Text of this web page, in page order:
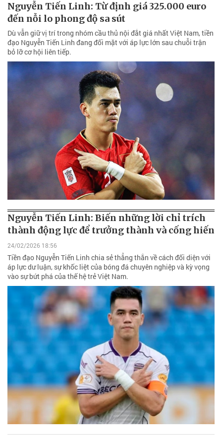
Nguyễn Tiến Linh: Từ định giá 325.000 euro
đến nỗi lo phong độ sa sút
Dù vẫn giữ vị trí trong nhóm cầu thủ nội đắt giá nhất Việt Nam, tiền
đạo Nguyễn Tiến Linh đang đối mặt với áp lực lớn sau chuỗi trận
bỏ lỡ cơ hội liên tiếp.
Nguyễn Tiến Linh: Biến những lời chỉ trích
thành động lực để trưởng thành và cống hiến
24/02/2026 18:56
Tiền đạo Nguyễn Tiến Linh chia sẻ thẳng thắn về cách đối diện với
áp lực dư luận, sự khốc liệt của bóng đá chuyên nghiệp và kỳ vọng
vào sự bứt phá của thế hệ trẻ Việt Nam.